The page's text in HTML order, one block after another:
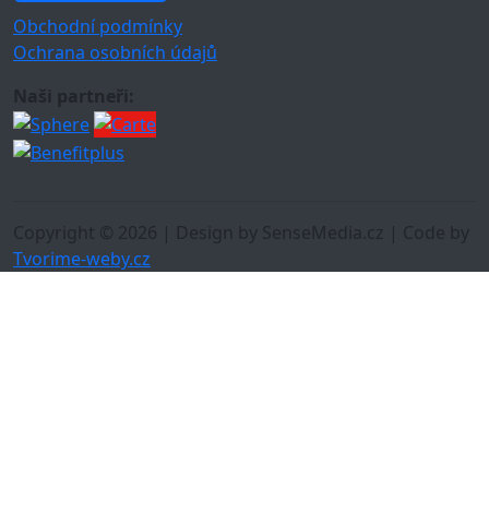
Obchodní podmínky
Ochrana osobních údajů
Naši partneři:
Copyright © 2026 | Design by SenseMedia.cz | Code by
Tvorime-weby.cz